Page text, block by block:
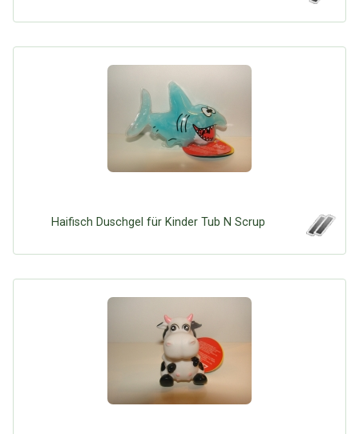
Haifisch Duschgel für Kinder Tub N Scrup